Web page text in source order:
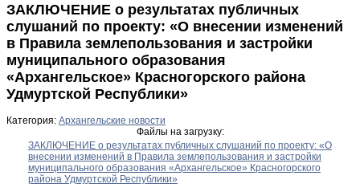
ЗАКЛЮЧЕНИЕ о результатах публичных
слушаний по проекту: «О внесении изменений
в Правила землепользования и застройки
муниципального образования
«Архангельское» Красногорского района
Удмуртской Республики»
Категория: Архангельские новости
Файлы на загрузку:
ЗАКЛЮЧЕНИЕ о результатах публичных слушаний по проекту: «О
внесении изменений в Правила землепользования и застройки
муниципального образования «Архангельское» Красногорского
района Удмуртской Республики»